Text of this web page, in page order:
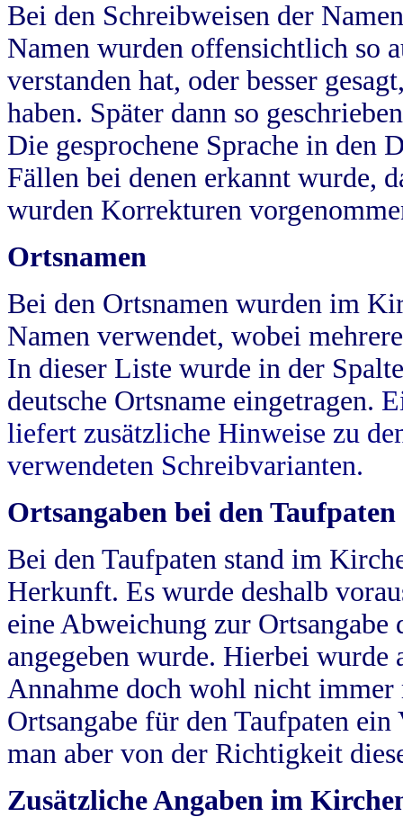
Bei den Schreibweisen der
Namen wurden offensichtlich so
verstanden hat, oder besser
haben. Später dann so
Die gesprochene Sprache in
Fällen bei denen erkannt wurde,
wurden Korrekturen
Ortsnamen
Bei den Ortsnamen wurden im
Namen verwendet, wobei
In dieser Liste wurde in der
deutsche Ortsname eingetragen.
liefert zusätzliche Hinweise zu
verwendeten Schreibvarianten.
Ortsangaben bei den Taufpaten
Bei den Taufpaten stand im
Herkunft. Es wurde deshalb
eine Abweichung zur
angegeben wurde. Hierbei wurde
Annahme doch wohl nicht
Ortsangabe für den Taufpaten
man aber von der Richtigkeit
Zusätzliche Angaben im